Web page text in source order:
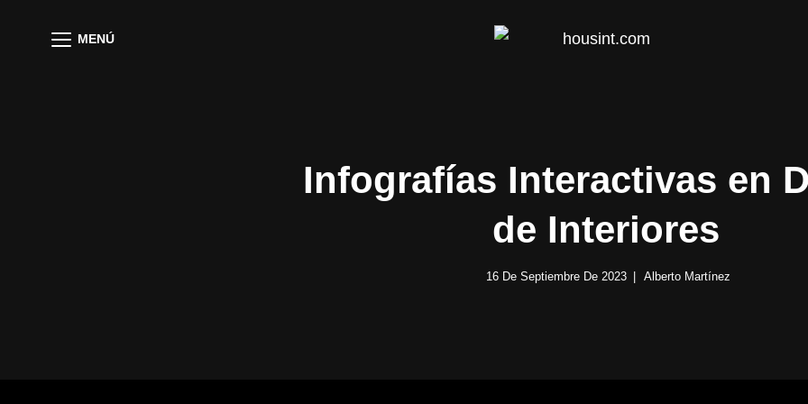
MENÚ
Infografías Interactivas en
de Interiores
16 De Septiembre De 2023 Alberto Martínez